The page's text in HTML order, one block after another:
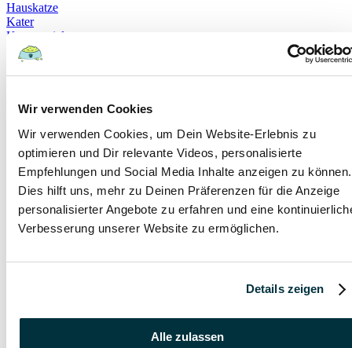
Wir verwenden Cookies
Wir verwenden Cookies, um Dein Website-Erlebnis zu
optimieren und Dir relevante Videos, personalisierte
Empfehlungen und Social Media Inhalte anzeigen zu können.
Dies hilft uns, mehr zu Deinen Präferenzen für die Anzeige
personalisierter Angebote zu erfahren und eine
Verbesserung unserer Website zu ermöglichen.
Details zeigen
Alle zulassen
Hauskatze
Kater
Katzenspielzeug
Kälte
Leckerlies
Leinenführigkeit
Schmerzen
Schlaf
Schlafplatz
Corona
Infektionskrankheiten
Anschaffung
Geschirr
Halsband
Rollig
Bewusstlosigkeit
Koordinationsstörung